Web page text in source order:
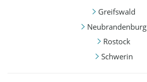
Greifswald
Neubrandenburg
Rostock
Schwerin